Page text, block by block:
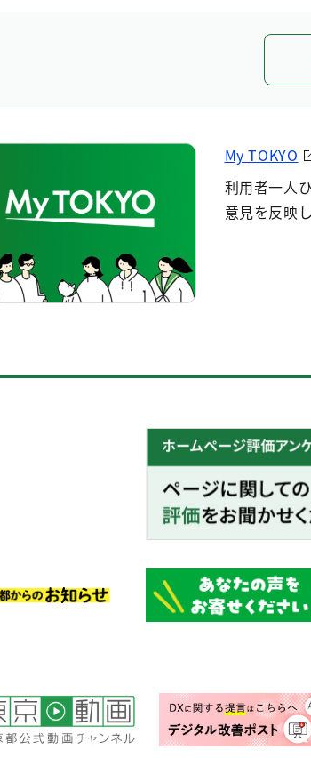
My TOKYO
利用者一人
意見を反映